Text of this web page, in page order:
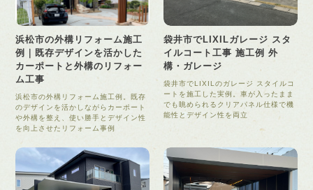
浜松市の外構リフォーム施工
例｜既存デザインを活かした
カーポートと外構のリフォー
ム工事
浜松市の外構リフォーム施工例。既存
のデザインを活かしながらカーポート
や外構を整え、使い勝手とデザイン性
を向上させたリフォーム事例
袋井市でLIXILガレージ スタ
イルコート工事 施工例 外
構・ガレージ
袋井市でLIXILのガレージ スタイルコ
ートを施工した実例。車が入ったまま
でも眺められるクリアパネル仕様で機
能性とデザイン性を両立